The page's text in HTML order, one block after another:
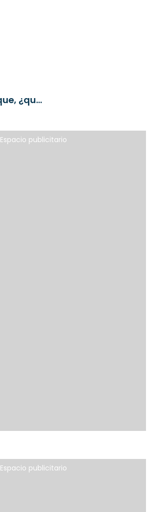
Jackson Hole: la Reserva Federal se prepara para cambiar el enfoque, ¿qué esperar del discurso de Jay Powell?
Espacio publicitario
Espacio publicitario